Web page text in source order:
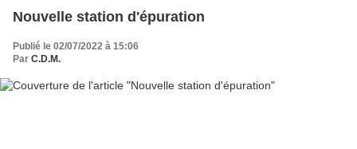
Nouvelle station d'épuration
Publié le 02/07/2022 à 15:06
Par C.D.M.